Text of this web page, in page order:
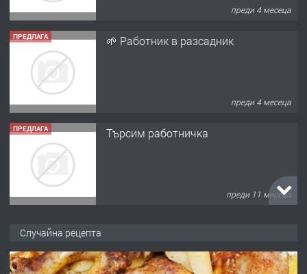
преди 4 месеца
ПРЕДЛАГА 🌱 Работник в разсадник
преди 4 месеца
ПРЕДЛАГА Търсим работничка
преди 11 месеца
Случайна рецепта